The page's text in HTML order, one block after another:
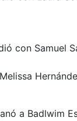
con Samuel
a Badlwim